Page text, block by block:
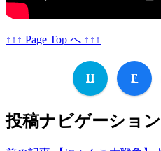
↑↑↑ Page Top へ ↑↑↑
H F
投稿ナビゲーション